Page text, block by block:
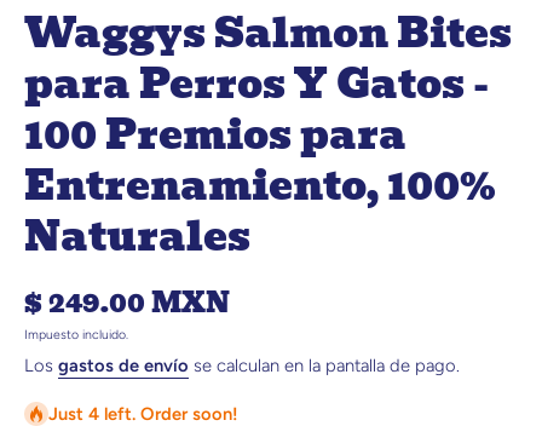
Waggys Salmon Bites
para Perros Y Gatos -
100 Premios para
Entrenamiento, 100%
Naturales
$ 249.00 MXN
Impuesto incluido.
Los gastos de envío se calculan en la pantalla de pago.
Just 4 left. Order soon!